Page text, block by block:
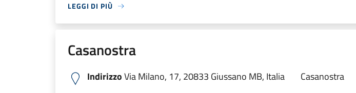
LEGGI DI PIÙ
Casanostra
IndirizzoVia Milano, 17, 20833 Giussano MB, Italia Casanostra